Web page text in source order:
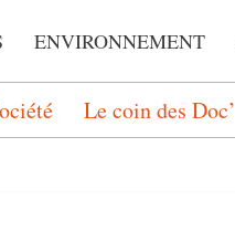
ENVIRONNEMENT
Le coin des Doc’